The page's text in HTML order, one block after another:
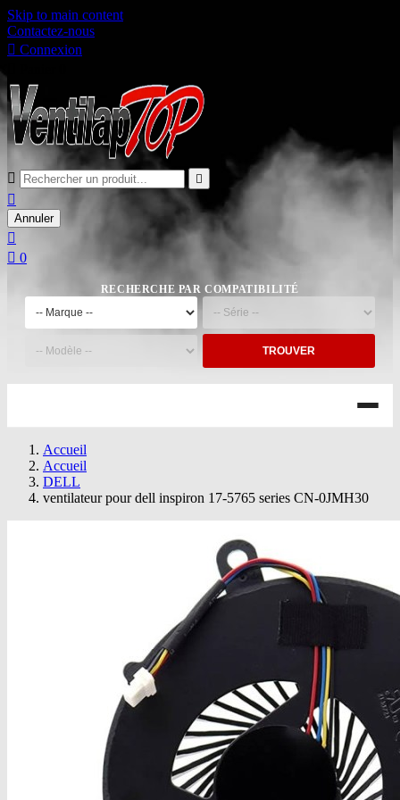
Skip to main content
Contactez-nous
 Connexion
 

Annuler

 0
RECHERCHE PAR COMPATIBILITÉ
TROUVER
Accueil
Accueil
DELL
ventilateur pour dell inspiron 17-5765 series CN-0JMH30